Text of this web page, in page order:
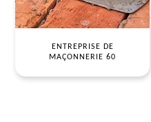
ENTREPRISE DE
MAÇONNERIE 60